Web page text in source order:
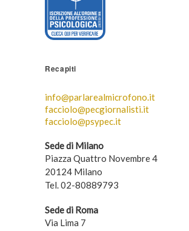
Recapiti
info@parlarealmicrofono.it
facciolo@pecgiornalisti.it
facciolo@psypec.it
Sede di Milano
Piazza Quattro Novembre 4
20124 Milano
Tel. 02-80889793
Sede di Roma
Via Lima 7